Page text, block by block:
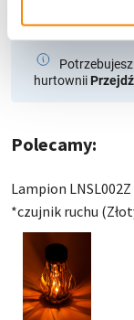
hurtownii
Polecamy:
Lampion
*czujnik ruchu